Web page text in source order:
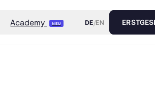
Academy NEU DE/EN